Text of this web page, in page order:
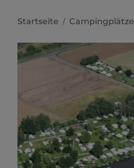
Startseite / Campingplätze